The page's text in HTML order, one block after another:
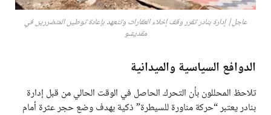
عاجل| إدارة بنادر تقرر وقف إخلاء العقارات وتتعهد بإعادة توطين المتضررين في
مقديشو
الدوافع السياسية والميدانية
تلاحظ المحللون بأن التحرك الحاصل في الوقت الحالي من قبل إدارة
بنادر يعتبر “حركة مناورة للسيطرة” ذكية بهدف وضع حجر عثرة أمام